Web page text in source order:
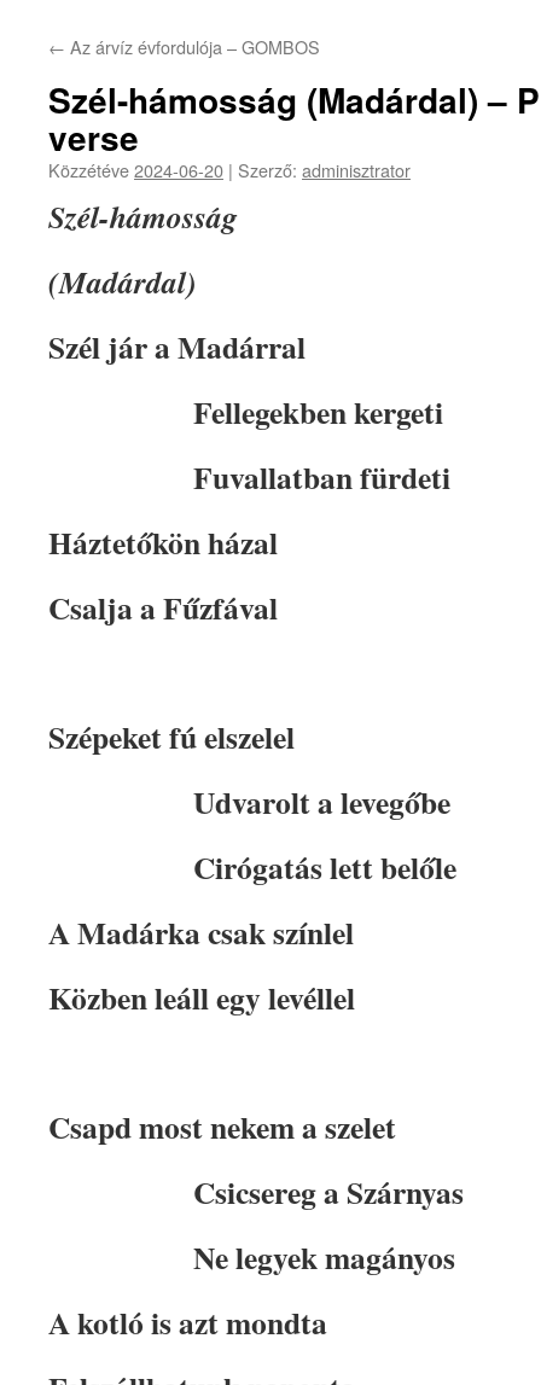
← Az árvíz évfordulója – GOMBOS
Szél-hámosság (Madárdal) –
verse
Közzétéve2024-06-20 | Szerző: adminisztrator
Szél-hámosság
(Madárdal)
Szél jár a Madárral
Fellegekben kergeti
Fuvallatban fürdeti
Háztetőkön házal
Csalja a Fűzfával
Szépeket fú elszelel
Udvarolt a levegőbe
Cirógatás lett belőle
A Madárka csak színlel
Közben leáll egy levéllel
Csapd most nekem a szelet
Csicsereg a Szárnyas
Ne legyek magányos
A kotló is azt mondta